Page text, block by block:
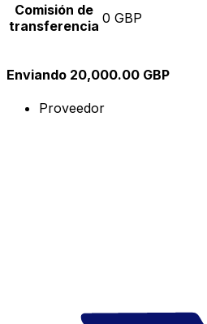
Comisión de
transferencia 0 GBP
Enviando 20,000.00 GBP
Proveedor